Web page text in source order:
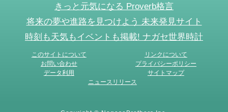
きっと元気になる Proverb格言
将来の夢や進路を見つけよう 未来発見サイト
時刻も天気もイベントも掲載! ナガセ世界時計
このサイトについて
リンクについて
お問い合わせ
プライバシーポリシー
データ利用
サイトマップ
ニュースリリース